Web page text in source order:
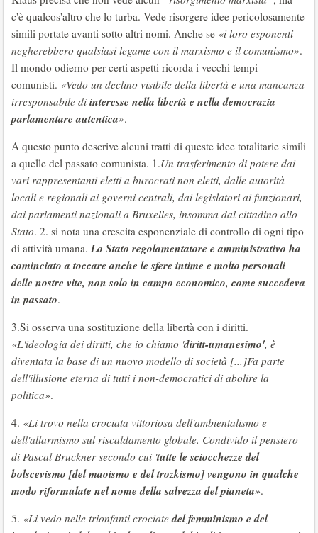
c'è qualcos'altro che lo turba. Vede risorgere idee pericolosamente
simili portate avanti sotto altri nomi. Anche se «i loro esponenti
negherebbero qualsiasi legame con il marxismo e il comunismo».
Il mondo odierno per certi aspetti ricorda i vecchi tempi
comunisti. «Vedo un declino visibile della libertà e una mancanza
irresponsabile di interesse nella libertà e nella democrazia
parlamentare autentica».
A questo punto descrive alcuni tratti di queste idee totalitarie simili
a quelle del passato comunista. 1.Un trasferimento di potere dai
vari rappresentanti eletti a burocrati non eletti, dalle autorità
locali e regionali ai governi centrali, dai legislatori ai funzionari,
dai parlamenti nazionali a Bruxelles, insomma dal cittadino allo
Stato. 2. si nota una crescita esponenziale di controllo di ogni tipo
di attività umana.Lo Stato regolamentatore e amministrativo ha
cominciato a toccare anche le sfere intime e molto personali
delle nostre vite, non solo in campo economico, come succedeva
in passato.
3.Si osserva una sostituzione della libertà con i diritti.
«L'ideologia dei diritti, che io chiamo 'diritt-umanesimo', è
diventata la base di un nuovo modello di società [...]Fa parte
dell'illusione eterna di tutti i non-democratici di abolire la
politica».
4. «Li trovo nella crociata vittoriosa dell'ambientalismo e
dell'allarmismo sul riscaldamento globale. Condivido il pensiero
di Pascal Bruckner secondo cui 'tutte le sciocchezze del
bolscevismo [del maoismo e del trozkismo] vengono in qualche
modo riformulate nel nome della salvezza del pianeta».
5. «Li vedo nelle trionfanti crociatedel femminismo e del